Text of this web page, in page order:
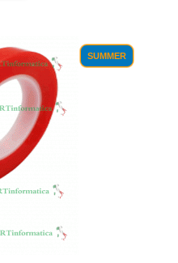
SUMMER